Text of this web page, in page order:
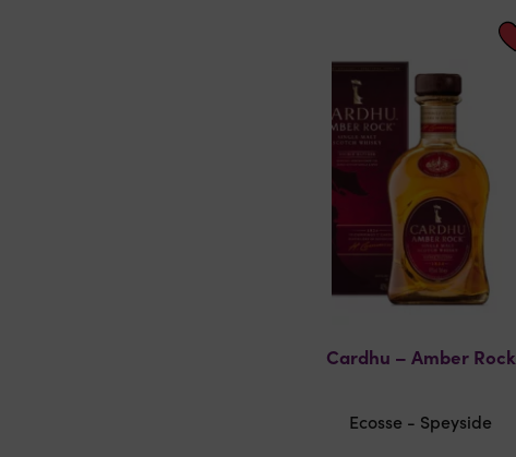
Cardhu – Amber Rock
Ecosse - Speyside